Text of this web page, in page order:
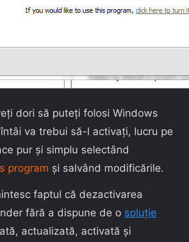
dori să puteți folosi Windows
va trebui să-l activați, lucru pe
pur și simplu selectând
program și salvând modificările.
faptul că dezactivarea
fără a dispune de o soluție
actualizată, activată și